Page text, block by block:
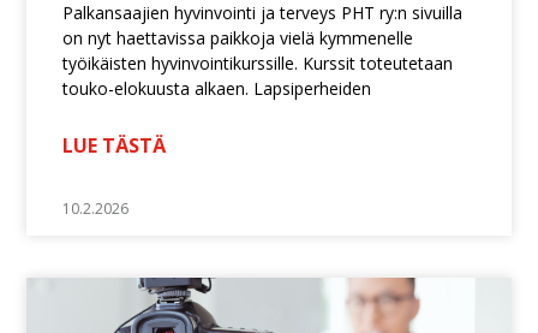
Palkansaajien hyvinvointi ja terveys PHT ry:n sivuilla
on nyt haettavissa paikkoja vielä kymmenelle
työikäisten hyvinvointikurssille. Kurssit toteutetaan
touko-elokuusta alkaen. Lapsiperheiden
LUE TÄSTÄ
10.2.2026